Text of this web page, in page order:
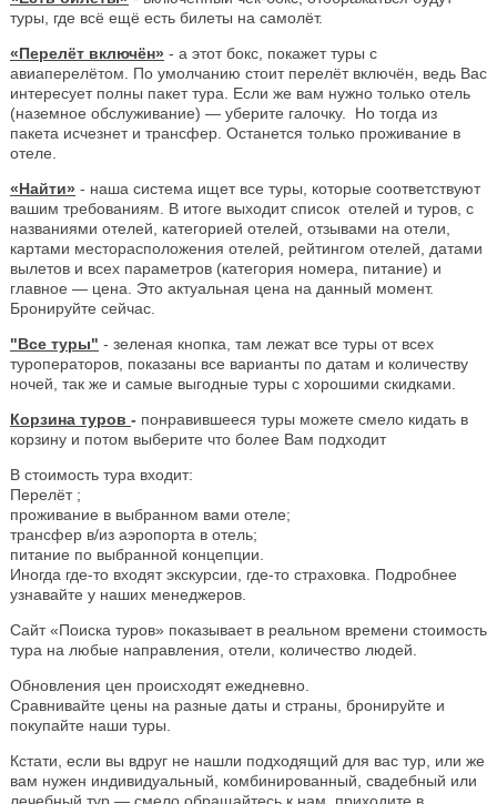
туры, где всё ещё есть билеты на самолёт.
«Перелёт включён» - а этот бокс, покажет туры с
авиаперелётом. По умолчанию стоит перелёт включён, ведь Вас
интересует полны пакет тура. Если же вам нужно только отель
(наземное обслуживание) — уберите галочку. Но тогда из
пакета исчезнет и трансфер. Останется только проживание в
отеле.
«Найти» - наша система ищет все туры, которые соответствуют
вашим требованиям. В итоге выходит список отелей и туров, с
названиями отелей, категорией отелей, отзывами на отели,
картами месторасположения отелей, рейтингом отелей, датами
вылетов и всех параметров (категория номера, питание) и
главное — цена. Это актуальная цена на данный момент.
Бронируйте сейчас.
"Все туры" - зеленая кнопка, там лежат все туры от всех
туроператоров, показаны все варианты по датам и количеству
ночей, так же и самые выгодные туры с хорошими скидками.
Корзина туров - понравившееся туры можете смело кидать в
корзину и потом выберите что более Вам подходит
В стоимость тура входит:
Перелёт ;
проживание в выбранном вами отеле;
трансфер в/из аэропорта в отель;
питание по выбранной концепции.
Иногда где-то входят экскурсии, где-то страховка. Подробнее
узнавайте у наших менеджеров.
Сайт «Поиска туров» показывает в реальном времени стоимость
тура на любые направления, отели, количество людей.
Обновления цен происходят ежедневно.
Сравнивайте цены на разные даты и страны, бронируйте и
покупайте наши туры.
Кстати, если вы вдруг не нашли подходящий для вас тур, или же
вам нужен индивидуальный, комбинированный, свадебный или